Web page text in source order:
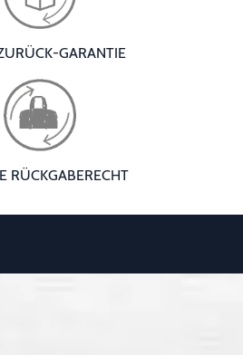
GARANTIE
RÜCKGABERECHT